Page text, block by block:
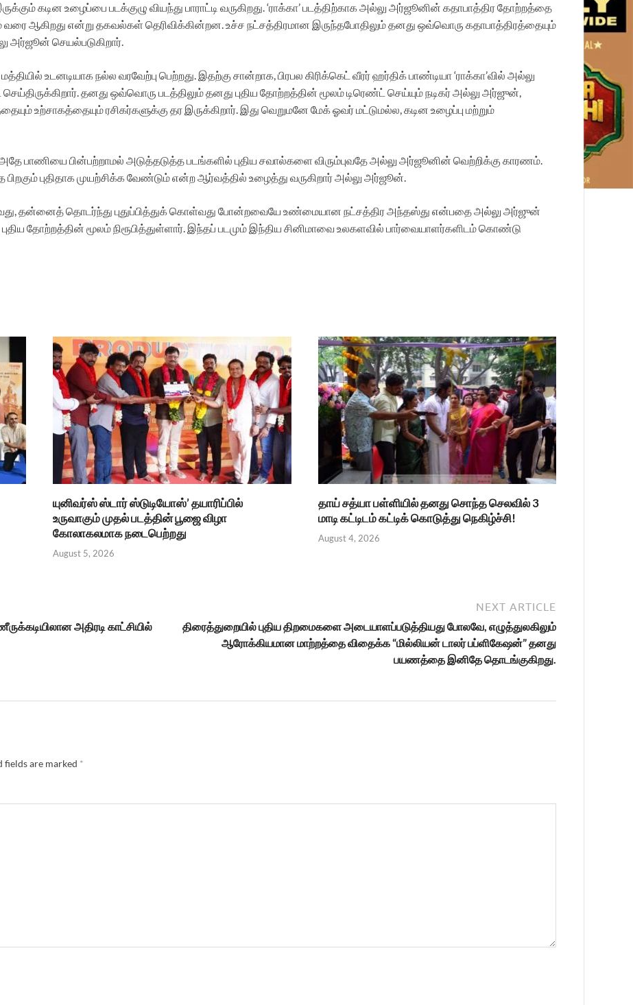
கடின உழைப்பை படக்குழு வியந்து பாராட்டி வருகிறது. ‘ராக்கா’ படத்திற்காக அல்லு அர்ஜூனின் கதாபாத்திர தோற்றத்தை
வரை ஆகிறது என்று தகவல்கள் தெரிவிக்கின்றன. உச்ச நட்சத்திரமான இருந்தபோதிலும் தனது ஒவ்வொரு கதாபாத்திரத்தையும்
அர்ஜூன் செயல்படுகிறார்.
உடனடியாக நல்ல வரவேற்பு பெற்றது. இதற்கு சான்றாக, பிரபல கிரிக்கெட் வீரர் ஹர்திக் பாண்டியா ‘ராக்கா’வில் அல்லு
தனது ஒவ்வொரு படத்திலும் தனது புதிய தோற்றத்தின் மூலம் டிரெண்ட் செய்யும் நடிகர் அல்லு அர்ஜுன்,
உற்சாகத்தையும் ரசிகர்களுக்கு தர இருக்கிறார். இது வெறுமனே மேக் ஓவர் மட்டுமல்ல, கடின உழைப்பு மற்றும்
அதே பாணியை பின்பற்றாமல் அடுத்தடுத்த படங்களில் புதிய சவால்களை விரும்புவதே அல்லு அர்ஜூனின் வெற்றிக்கு காரணம்.
புதிதாக முயற்சிக்க வேண்டும் என்ற ஆர்வத்தில் உழைத்து வருகிறார் அல்லு அர்ஜூன்.
தன்னைத் தொடர்ந்து புதுப்பித்துக் கொள்வது போன்றவையே உண்மையான நட்சத்திர அந்தஸ்து என்பதை அல்லு அர்ஜுன்
புதிய தோற்றத்தின் மூலம் நிரூபித்துள்ளார். இந்தப் படமும் இந்திய சினிமாவை உலகளவில் பார்வையாளர்களிடம் கொண்டு
யுனிவர்ஸ் ஸ்டார் ஸ்டுடியோஸ்’ தயாரிப்பில்
உருவாகும் முதல் படத்தின் பூஜை விழா
கோலாகலமாக நடைபெற்றது
August 5, 2026
தாய் சத்யா பள்ளியில் தனது சொந்த செலவில் 3
மாடி கட்டிடம் கட்டிக் கொடுத்து நெகிழ்ச்சி!
August 4, 2026
அதிரடி காட்சியில்
NEXT ARTICLE
திரைத்துறையில் புதிய திறமைகளை அடையாளப்படுத்தியது போலவே, எழுத்துலகிலும்
ஆரோக்கியமான மாற்றத்தை விதைக்க “மில்லியன் டாலர் பப்ளிகேஷன்” தனது
பயணத்தை இனிதே தொடங்குகிறது.
fields are marked *